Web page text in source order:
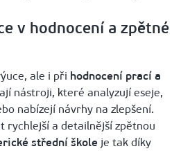
v hodnocení a zpětné
ale i při hodnocení prací a
nástroji, které analyzují eseje,
nabízejí návrhy na zlepšení.
rychlejší a detailnější zpětnou
střední škole je tak díky